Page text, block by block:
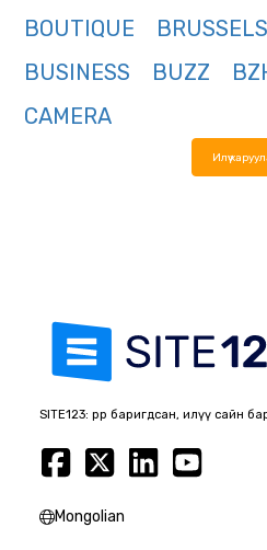
BOUTIQUE
BRUSSELS
BUSINESS
BUZZ
CAMERA
Илүү
SITE123: өөрөөр баригдсан, илүү сайн
Mongolian